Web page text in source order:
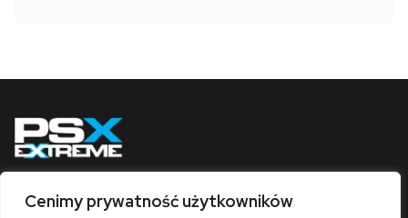
Cenimy prywatność użytkowników
Obserwuj nas